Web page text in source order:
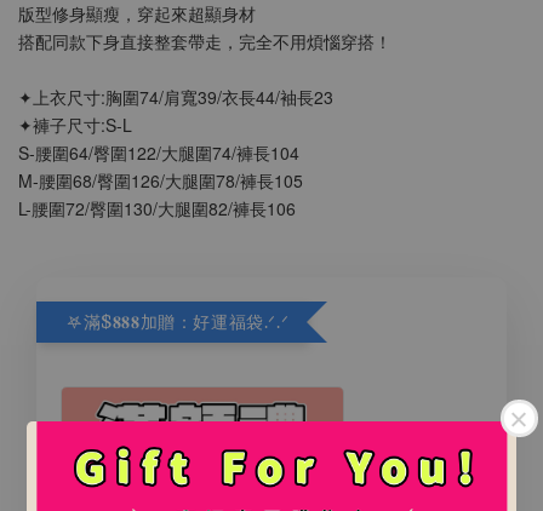
版型修身顯瘦，穿起來超顯身材
搭配同款下身直接整套帶走，完全不用煩惱穿搭！
✦上衣尺寸:胸圍74/肩寬39/衣長44/袖長23
✦褲子尺寸:S-L
S-腰圍64/臀圍122/大腿圍74/褲長104
M-腰圍68/臀圍126/大腿圍78/褲長105
L-腰圍72/臀圍130/大腿圍82/褲長106
𖤐滿$𝟖𝟖𝟖加贈：好運福袋.ᐟ‪.ᐟ